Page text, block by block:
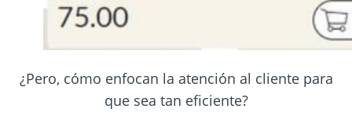
¿Pero, cómo enfocan la atención al cliente para
que sea tan eficiente?